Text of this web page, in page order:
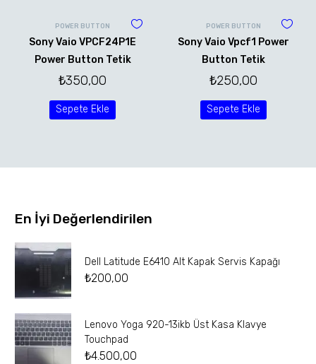
POWER BUTTON
Sony Vaio VPCF24P1E
Power Button Tetik
₺350,00
Sepete Ekle
POWER BUTTON
Sony Vaio Vpcf1 Power
Button Tetik
₺250,00
Sepete Ekle
En İyi Değerlendirilen
Dell Latitude E6410 Alt Kapak Servis Kapağı
₺200,00
Lenovo Yoga 920-13ikb Üst Kasa Klavye
Touchpad
₺4.500,00